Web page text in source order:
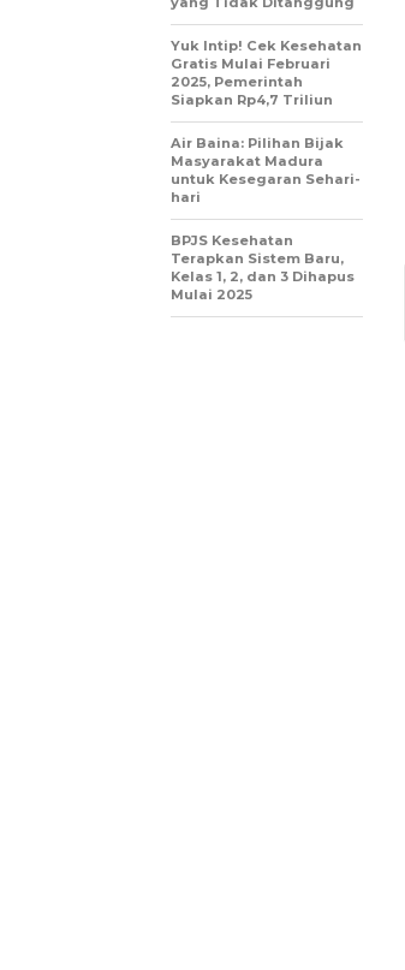
Yuk Intip! Cek Kesehatan
Gratis Mulai Februari
2025, Pemerintah
Siapkan Rp4,7 Triliun
Air Baina: Pilihan Bijak
Masyarakat Madura
untuk Kesegaran Sehari-
hari
BPJS Kesehatan
Terapkan Sistem Baru,
Kelas 1, 2, dan 3 Dihapus
Mulai 2025